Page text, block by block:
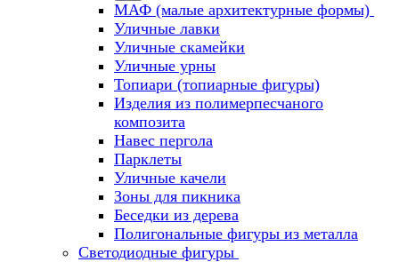
МАФ (малые архитектурные формы)
Уличные лавки
Уличные скамейки
Уличные урны
Топиари (топиарные фигуры)
Изделия из полимерпесчаного
композита
Навес пергола
Парклеты
Уличные качели
Зоны для пикника
Беседки из дерева
Полигональные фигуры из металла
Светодиодные фигуры